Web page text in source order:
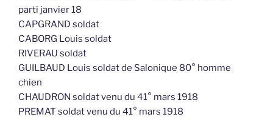
parti janvier 18
CAPGRAND soldat
CABORG Louis soldat
RIVERAU soldat
GUILBAUD Louis soldat de Salonique 80° homme
chien
CHAUDRON soldat venu du 41° mars 1918
PREMAT soldat venu du 41° mars 1918